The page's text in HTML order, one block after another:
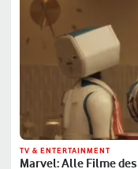
TV & ENTERTAINMENT
Marvel: Alle Filme